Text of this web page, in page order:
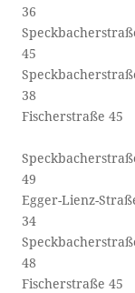
36
45
38
Fischerstraße 45
49
Egger-Lienz-
34
48
Fischerstraße 45